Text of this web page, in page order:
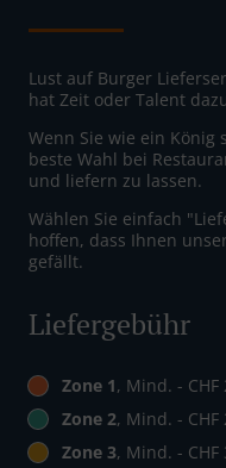
Lust auf Burger
hat Zeit oder Talent
Wenn Sie wie ein
beste Wahl bei
und liefern zu lassen.
Wählen Sie einfach
hoffen, dass Ihnen
gefällt.
Liefergebühr
Zone 1, Mind. - CHF
Zone 2, Mind. - CHF
Zone 3, Mind. - CHF